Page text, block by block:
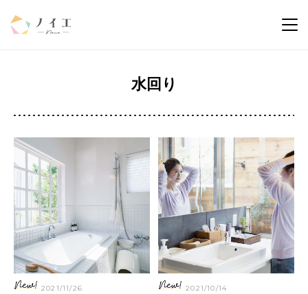
水回り
2021/11/26 2021/10/14